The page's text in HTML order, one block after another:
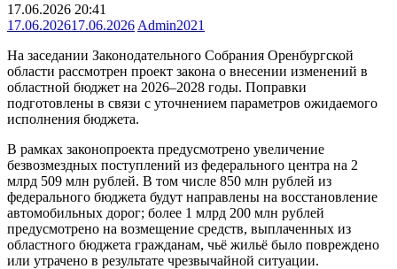
17.06.2026 20:41
17.06.202617.06.2026 Admin2021
На заседании Законодательного Собрания Оренбургской
области рассмотрен проект закона о внесении изменений в
областной бюджет на 2026–2028 годы. Поправки
подготовлены в связи с уточнением параметров ожидаемого
исполнения бюджета.
В рамках законопроекта предусмотрено увеличение
безвозмездных поступлений из федерального центра на 2
млрд 509 млн рублей. В том числе 850 млн рублей из
федерального бюджета будут направлены на восстановление
автомобильных дорог; более 1 млрд 200 млн рублей
предусмотрено на возмещение средств, выплаченных из
областного бюджета гражданам, чьё жильё было повреждено
или утрачено в результате чрезвычайной ситуации.